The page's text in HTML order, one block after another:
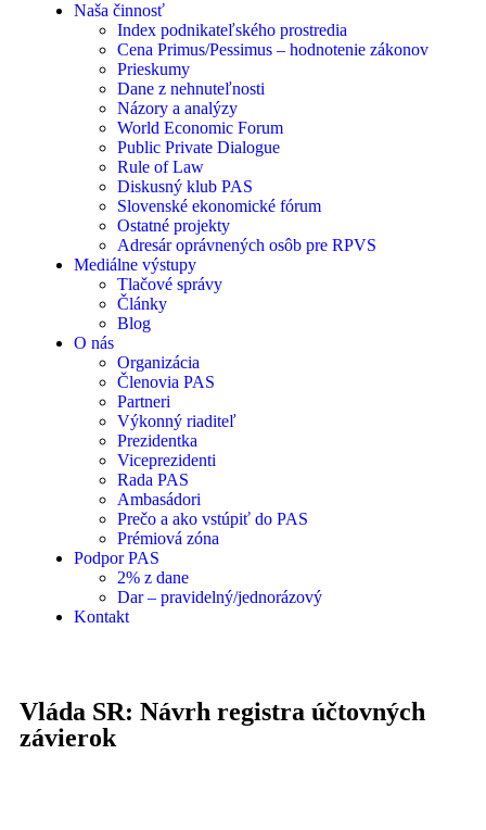
Naša činnosť
Index podnikateľského prostredia
Cena Primus/Pessimus – hodnotenie zákonov
Prieskumy
Dane z nehnuteľnosti
Názory a analýzy
World Economic Forum
Public Private Dialogue
Rule of Law
Diskusný klub PAS
Slovenské ekonomické fórum
Ostatné projekty
Adresár oprávnených osôb pre RPVS
Mediálne výstupy
Tlačové správy
Články
Blog
O nás
Organizácia
Členovia PAS
Partneri
Výkonný riaditeľ
Prezidentka
Viceprezidenti
Rada PAS
Ambasádori
Prečo a ako vstúpiť do PAS
Prémiová zóna
Podpor PAS
2% z dane
Dar – pravidelný/jednorázový
Kontakt
Vláda SR: Návrh registra účtovných
závierok